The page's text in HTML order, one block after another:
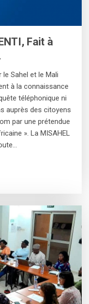
Fait à
le Sahel et le Mali
à la connaissance
téléphonique ni
auprès des citoyens
par une prétendue
». La MISAHEL